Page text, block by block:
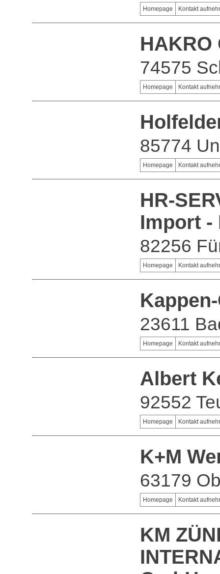
Homepage Kontakt
HAKRO
74575
Homepage Kontakt
85774
Homepage Kontakt
HR-
Import -
82256
Homepage Kontakt
23611
Homepage Kontakt
Albert
92552
Homepage Kontakt
K+M
63179
Homepage Kontakt
KM